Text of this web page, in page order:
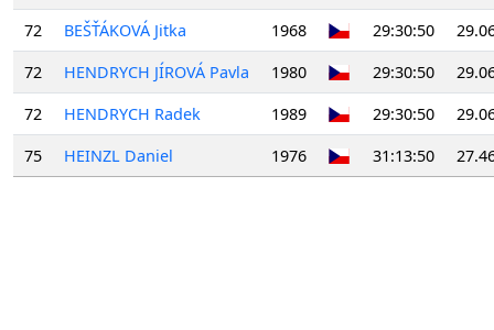
72
BEŠŤÁKOVÁ Jitka 1968 29:30:50
72
HENDRYCH JÍROVÁ Pavla 1980 29:30:50
72
HENDRYCH Radek 1989 29:30:50
75
HEINZL Daniel 1976 31:13:50